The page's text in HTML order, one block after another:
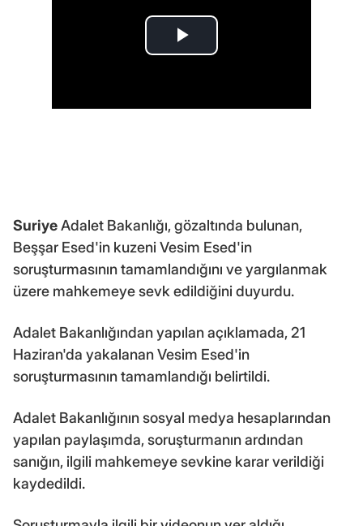
SuriyeAdalet Bakanlığı, gözaltında bulunan,
Beşşar Esed'in kuzeni Vesim Esed'in
soruşturmasının tamamlandığını ve yargılanmak
üzere mahkemeye sevk edildiğini duyurdu.
Adalet Bakanlığından yapılan açıklamada, 21
Haziran'da yakalanan Vesim Esed'in
soruşturmasının tamamlandığı belirtildi.
Adalet Bakanlığının sosyal medya hesaplarından
yapılan paylaşımda, soruşturmanın ardından
sanığın, ilgili mahkemeye sevkine karar verildiği
kaydedildi.